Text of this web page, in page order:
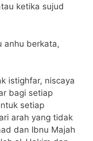
ketika sujud
anhu berkata,
istighfar, niscaya
bagi setiap
setiap
arah yang tidak
dan Ibnu Majah